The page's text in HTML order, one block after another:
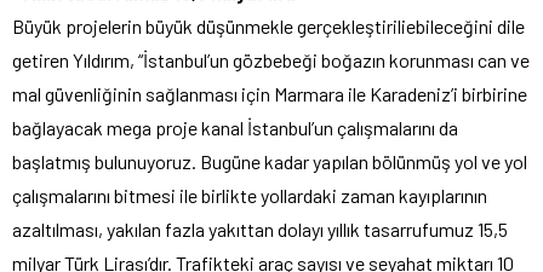
Büyük projelerin büyük düşünmekle gerçekleştiriliebileceğini dile
getiren Yıldırım, “İstanbul’un gözbebeği boğazın korunması can ve
mal güvenliğinin sağlanması için Marmara ile Karadeniz’i birbirine
bağlayacak mega proje kanal İstanbul’un çalışmalarını da
başlatmış bulunuyoruz. Bugüne kadar yapılan bölünmüş yol ve yol
çalışmalarını bitmesi ile birlikte yollardaki zaman kayıplarının
azaltılması, yakılan fazla yakıttan dolayı yıllık tasarrufumuz 15,5
milyar Türk Lirası’dır. Trafikteki araç sayısı ve seyahat miktarı 10